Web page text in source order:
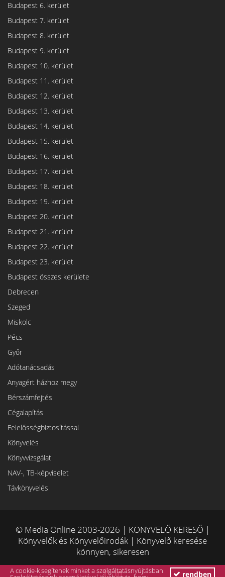
Budapest 6. kerület
Budapest 7. kerület
Budapest 8. kerület
Budapest 9. kerület
Budapest 10. kerület
Budapest 11. kerület
Budapest 12. kerület
Budapest 13. kerület
Budapest 14. kerület
Budapest 15. kerület
Budapest 16. kerület
Budapest 17. kerület
Budapest 18. kerület
Budapest 19. kerület
Budapest 20. kerület
Budapest 21. kerület
Budapest 22. kerület
Budapest 23. kerület
Budapest összes kerülete
Debrecen
Szeged
Miskolc
Pécs
Győr
Adótanácsadás
Anyagért házhoz megy
Bérszámfejtés
Cégalapítás
Felelősségbiztosítással
Könyvelés
Könyvvizsgálat
NAV-, TB-képviselet
Távkönyvelés
© Media Online 2003-2026 | KÖNYVELŐ KERESŐ |
Könyvelők és Könyvelőirodák | Könyvelő keresése
könnyen, sikeresen
A cookie-k segítenek minket a szolgáltatásnyújtásban. rendben